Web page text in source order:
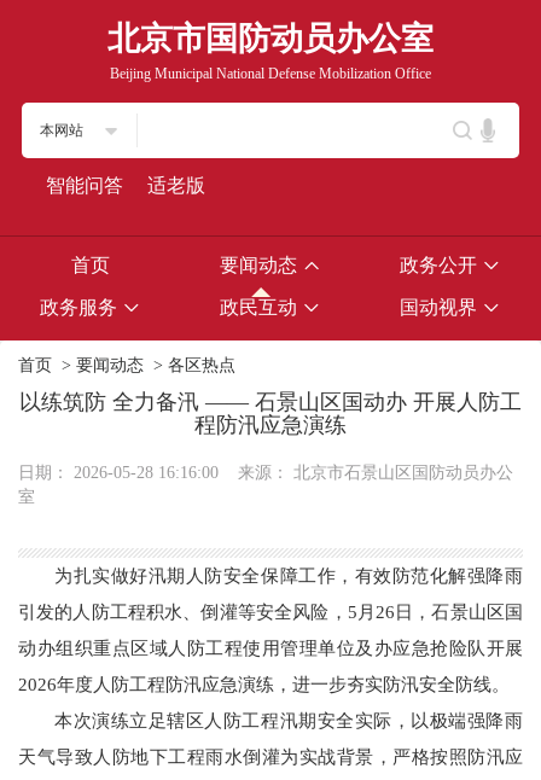
北京市国防动员办公室
Beijing Municipal National Defense Mobilization Office
本网站
智能问答 适老版
首页 要闻动态 政务公开
政务服务 政民互动 国动视界
首页 > 要闻动态 > 各区热点
以练筑防 全力备汛 —— 石景山区国动办 开展人防工
程防汛应急演练
日期： 2026-05-28 16:16:00 来源：
北京市石景山区国防动员办公
室
为扎实做好汛期人防安全保障工作，有效防范化解强降雨
引发的人防工程积水、倒灌等安全风险，5月26日，石景山区国
动办组织重点区域人防工程使用管理单位及办应急抢险队开展
2026年度人防工程防汛应急演练，进一步夯实防汛安全防线。
本次演练立足辖区人防工程汛期安全实际，以极端强降雨
天气导致人防地下工程雨水倒灌为实战背景，严格按照防汛应